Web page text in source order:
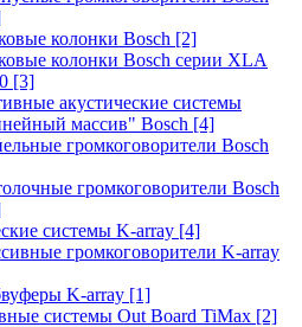
колонки Bosch [2]
колонки Bosch серии XLA
[3]
акустические системы
массив" Bosch [4]
громкоговорители Bosch
громкоговорители Bosch
системы K-array [4]
громкоговорители K-array
K-array [1]
системы Out Board TiMax [2]